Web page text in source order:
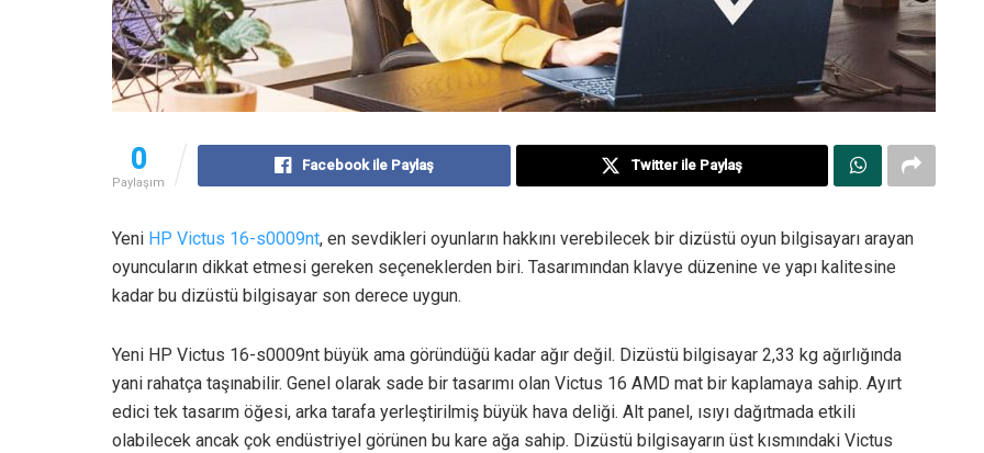
0
Paylaşım
Facebook ile Paylaş Twitter ile Paylaş
Yeni HP Victus 16-s0009nt, en sevdikleri oyunların hakkını verebilecek bir dizüstü oyun bilgisayarı arayan
oyuncuların dikkat etmesi gereken seçeneklerden biri. Tasarımından klavye düzenine ve yapı kalitesine
kadar bu dizüstü bilgisayar son derece uygun.
Yeni HP Victus 16-s0009nt büyük ama göründüğü kadar ağır değil. Dizüstü bilgisayar 2,33 kg ağırlığında
yani rahatça taşınabilir. Genel olarak sade bir tasarımı olan Victus 16 AMD mat bir kaplamaya sahip. Ayırt
edici tek tasarım öğesi, arka tarafa yerleştirilmiş büyük hava deliği. Alt panel, ısıyı dağıtmada etkili
olabilecek ancak çok endüstriyel görünen bu kare ağa sahip. Dizüstü bilgisayarın üst kısmındaki Victus